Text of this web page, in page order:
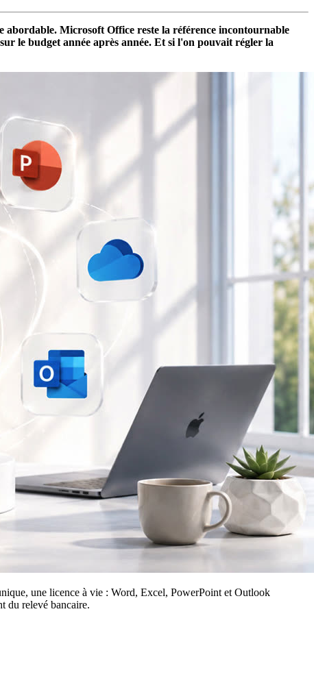
abordable. Microsoft Office reste la référence incontournable
le budget année après année. Et si l'on pouvait régler la
une licence à vie : Word, Excel, PowerPoint et Outlook
du relevé bancaire.